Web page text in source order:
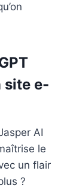
site e-
AI
le
un flair
?